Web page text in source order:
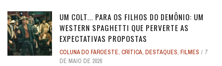
UM COLT... PARA OS FILHOS DO DEMÔNIO: UM
WESTERN SPAGHETTI QUE PERVERTE AS
EXPECTATIVAS PROPOSTAS
COLUNA DO FAROESTE, CRÍTICA, DESTAQUES, FILMES
7
DE MAIO DE 2026